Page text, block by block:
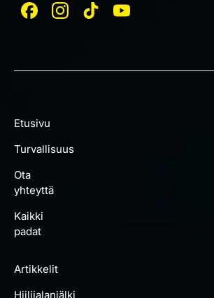
Etusivu
Turvallisuus
Ota
yhteyttä
Kaikki
padat
Artikkelit
Hiilijalanjälki